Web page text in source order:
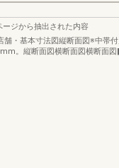
ージから抽出された内容
舗・基本寸法図縦断面図※中帯
。縦断面図横断面図横断面